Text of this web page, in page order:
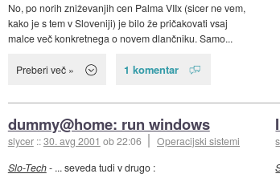
No, po norih zniževanjih cen Palma VIIx (sicer ne vem,
kako je s tem v Sloveniji) je bilo že pričakovati vsaj
malce več konkretnega o novem dlančniku. Samo...
Preberi več » 1 komentar
dummy@home: run windows
slycer ::30. avg 2001 ob 22:06
Operacijski sistemi
Slo-Tech- ... seveda tudi v drugo :